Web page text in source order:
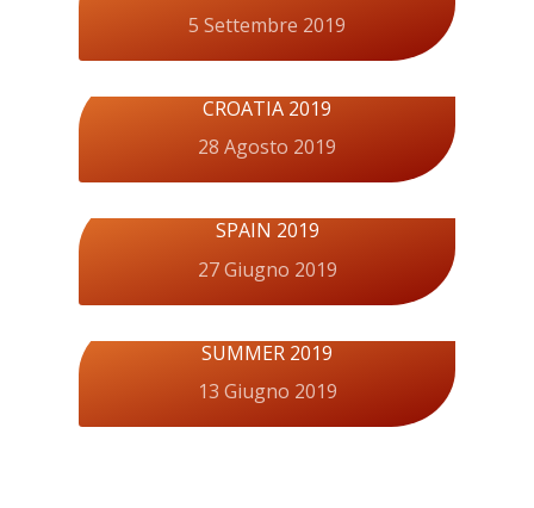
5 Settembre 2019
CROATIA 2019
28 Agosto 2019
SPAIN 2019
27 Giugno 2019
SUMMER 2019
13 Giugno 2019